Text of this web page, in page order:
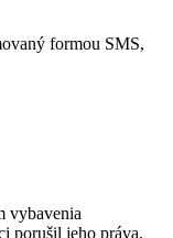
formou SMS,
vybavenia
porušil jeho práva,